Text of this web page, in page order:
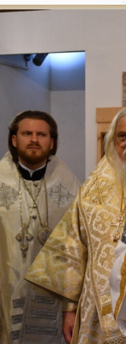
Дель-Плата.
Православной
Церкви
в честь
по 2009 гг. при